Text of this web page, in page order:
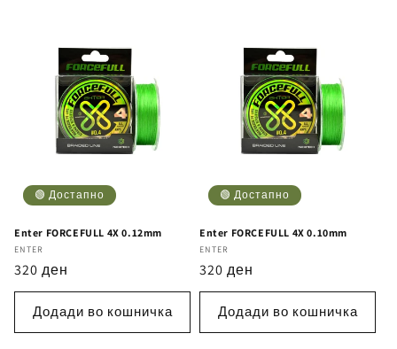
🟢 Достапно
Enter FORCEFULL 4X 0.12mm
Бренд
ENTER
Регуларна
цена
320 ден
Додади во кошничка
🟢 Достапно
Enter FORCEFULL 4X 0.10mm
Бренд
ENTER
Регуларна
цена
320 ден
Додади во кошничка